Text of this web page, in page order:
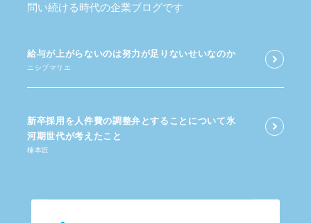
問い続ける時代の企業ブログです
給与が​上がらないのは​努力が​足りないせいなのか
ニシブマリエ
新卒採用を​人件費の​調整弁と​する​ことに​ついて​氷
河期世代が​考えた​こと
楠本匠